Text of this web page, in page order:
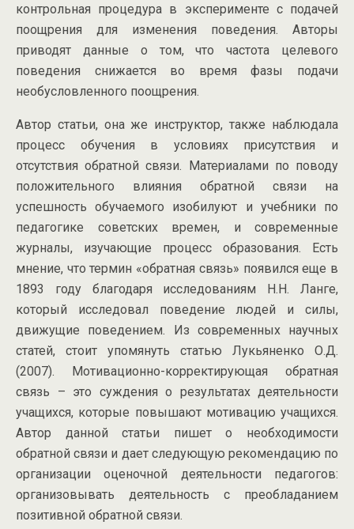
контрольная процедура в эксперименте с подачей
поощрения для изменения поведения. Авторы
приводят данные о том, что частота целевого
поведения снижается во время фазы подачи
необусловленного поощрения.
Автор статьи, она же инструктор, также наблюдала
процесс обучения в условиях присутствия и
отсутствия обратной связи. Материалами по поводу
положительного влияния обратной связи на
успешность обучаемого изобилуют и учебники по
педагогике советских времен, и современные
журналы, изучающие процесс образования. Есть
мнение, что термин «обратная связь» появился еще в
1893 году благодаря исследованиям Н.Н. Ланге,
который исследовал поведение людей и силы,
движущие поведением. Из современных научных
статей, стоит упомянуть статью Лукьяненко О.Д.
(2007). Мотивационно-корректирующая обратная
связь – это суждения о результатах деятельности
учащихся, которые повышают мотивацию учащихся.
Автор данной статьи пишет о необходимости
обратной связи и дает следующую рекомендацию по
организации оценочной деятельности педагогов:
организовывать деятельность с преобладанием
позитивной обратной связи.